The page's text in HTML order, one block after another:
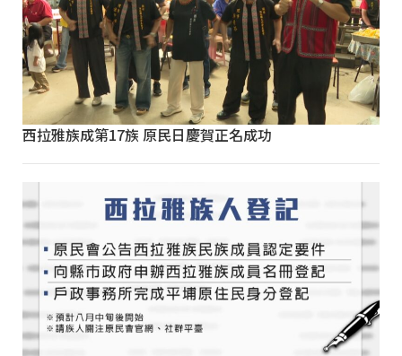
西拉雅族成第17族 原民日慶賀正名成功